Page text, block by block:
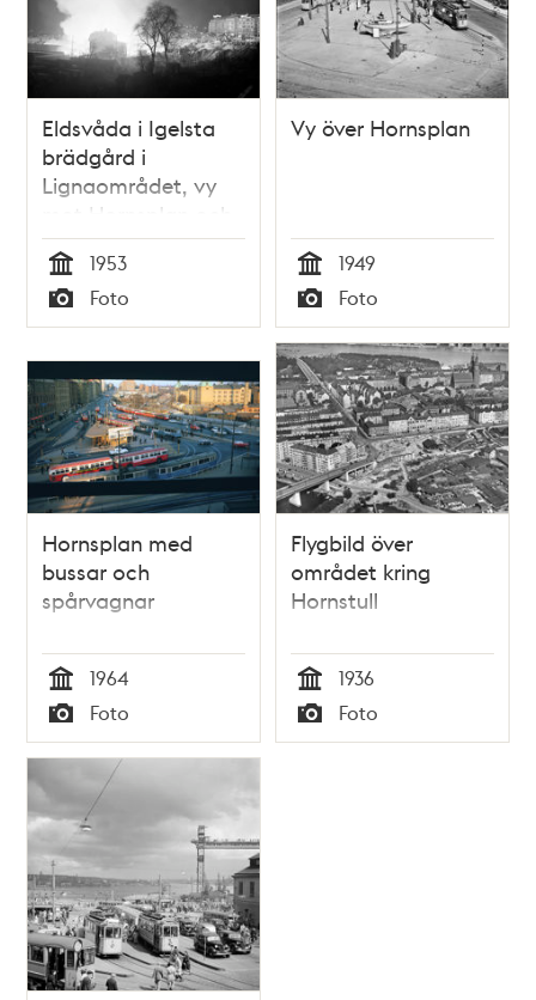
Eldsvåda i Igelsta
brädgård i
Lignaområdet, vy
mot Hornsplan och
Liljeholmsbron
Tid
1953
Typ
Foto
Vy över Hornsplan
Tid
1949
Typ
Foto
Hornsplan med
bussar och
spårvagnar
Tid
1964
Typ
Foto
Flygbild över
området kring
Hornstull
Tid
1936
Typ
Foto